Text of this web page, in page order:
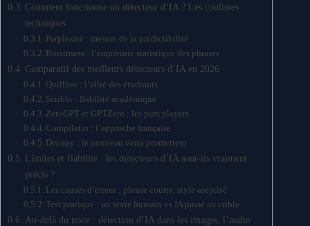
Comment fonctionne un détecteur d’IA ? Les coulisses
techniques
Perplexité : mesure de la prédictibilité
Burstiness : l’empreinte statistique des phrases
Comparatif des meilleurs détecteurs d’IA en 2026
Quillbot : l’allié des étudiants
Scribbr : fiabilité académique
ZeroGPT et GPTZero : les purs players
Compilatio : l’approche française
Decopy : le nouveau venu prometteur
Limites et fiabilité : les détecteurs d’IA sont-ils vraiment
précis ?
Les causes d’erreur : phrase courte, style aseptisé
Test pratique : un texte humain vs IA passé au crible
Au-delà du texte : détection d’IA dans les images, l’audio